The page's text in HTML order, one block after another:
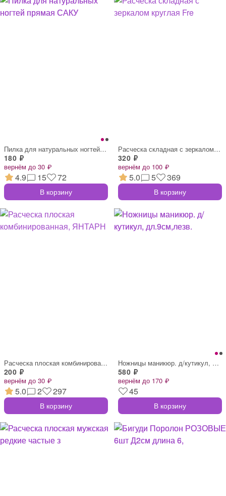
Пилка для натуральных ногтей прямая САКУ
180 ₽
вернём до 30 ₽
4.9 15 72
В корзину
Расческа складная с зеркалом круглая Fre
320 ₽
вернём до 100 ₽
5.0 5 369
В корзину
Расческа плоская комбинированная, ЯНТАРН
200 ₽
вернём до 30 ₽
5.0 2 297
В корзину
Ножницы маникюр. д/кутикул, дл.9см,лезв.
580 ₽
вернём до 170 ₽
45
В корзину